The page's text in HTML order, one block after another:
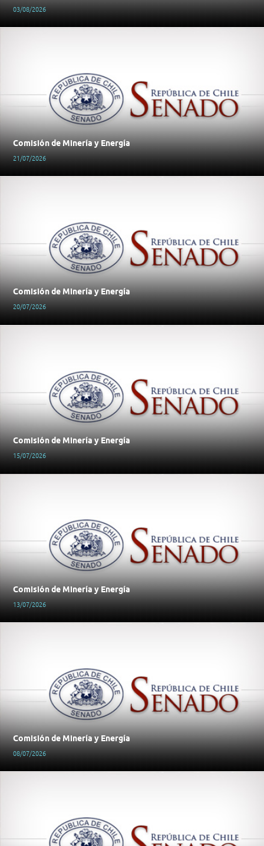
03/08/2026
Comisión de Minería y Energía
21/07/2026
Comisión de Minería y Energía
20/07/2026
Comisión de Minería y Energía
15/07/2026
Comisión de Minería y Energía
13/07/2026
Comisión de Minería y Energía
08/07/2026